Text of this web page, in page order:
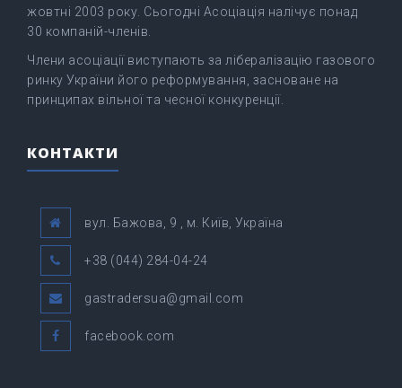
жовтні 2003 року. Сьогодні Асоціація налічує понад
30 компаній-членів.
Члени асоціації виступають за лібералізацію газового
ринку України його реформування, засноване на
принципах вільної та чесної конкуренції.
КОНТАКТИ
вул. Бажова, 9 , м. Київ, Україна
+38 (044) 284-04-24
gastradersua@gmail.com
facebook.com